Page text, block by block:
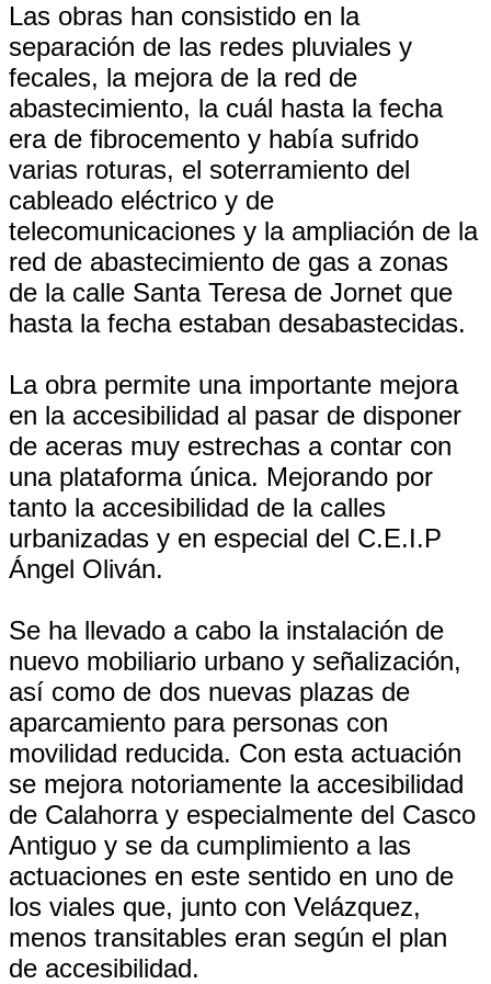
Las obras han consistido en la
separación de las redes pluviales y
fecales, la mejora de la red de
abastecimiento, la cuál hasta la fecha
era de fibrocemento y había sufrido
varias roturas, el soterramiento del
cableado eléctrico y de
telecomunicaciones y la ampliación de la
red de abastecimiento de gas a zonas
de la calle Santa Teresa de Jornet que
hasta la fecha estaban desabastecidas.
La obra permite una importante mejora
en la accesibilidad al pasar de disponer
de aceras muy estrechas a contar con
una plataforma única. Mejorando por
tanto la accesibilidad de la calles
urbanizadas y en especial del C.E.I.P
Ángel Oliván.
Se ha llevado a cabo la instalación de
nuevo mobiliario urbano y señalización,
así como de dos nuevas plazas de
aparcamiento para personas con
movilidad reducida. Con esta actuación
se mejora notoriamente la accesibilidad
de Calahorra y especialmente del Casco
Antiguo y se da cumplimiento a las
actuaciones en este sentido en uno de
los viales que, junto con Velázquez,
menos transitables eran según el plan
de accesibilidad.